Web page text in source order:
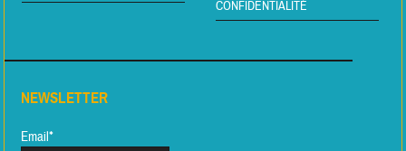
CONFIDENTIALITÉ
NEWSLETTER
Email*